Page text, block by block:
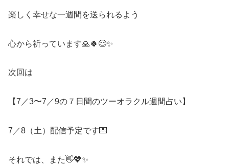
楽しく幸せな一週間を送られるよう
心から祈っています🙏🍀 😌✨
次回は
【7／3〜7／9の７日間のツーオラクル週間占い】
7／8（土）配信予定です💌
それでは、また👋💖✨